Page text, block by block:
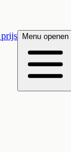
Menu openen